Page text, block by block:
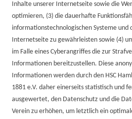
Inhalte unserer Internetseite sowie die
optimieren, (3) die dauerhafte
informationstechnologischen Systeme und
Internetseite zu gewährleisten sowie (4)
im Falle eines Cyberangriffes die zur
Informationen bereitzustellen. Diese
Informationen werden durch den HSC
1881 e.V. daher einerseits statistisch und
ausgewertet, den Datenschutz und die
Verein zu erhöhen, um letztlich ein